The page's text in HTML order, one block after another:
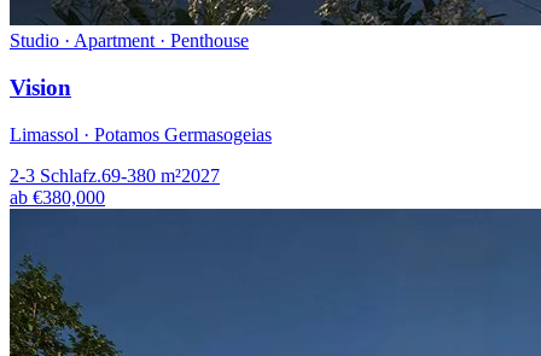
Studio · Apartment · Penthouse
Vision
Limassol · Potamos Germasogeias
2-3 Schlafz.69-380 m²2027
ab €380,000